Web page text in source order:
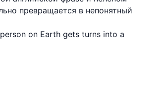
превращается в непонятный
on Earth gets turns into a